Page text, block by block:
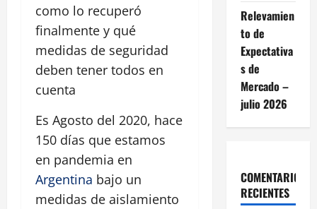
como lo recuperó
finalmente y qué
medidas de seguridad
deben tener todos en
cuenta
Es Agosto del 2020, hace
150 días que estamos
en pandemia en
Argentina bajo un
medidas de aislamiento
Relevamien
to de
Expectativa
s de
Mercado –
julio 2026
COMENTARIOS
RECIENTES